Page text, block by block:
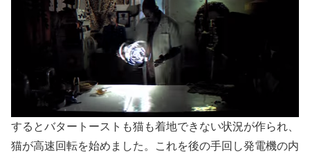
するとバタートーストも猫も着地できない状況が作られ、
猫が高速回転を始めました。これを後の手回し発電機の内